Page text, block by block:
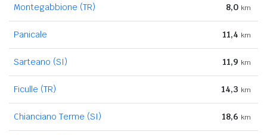
Montegabbione (TR) 8,0 km
Panicale 11,4 km
Sarteano (SI) 11,9 km
Ficulle (TR) 14,3 km
Chianciano Terme (SI) 18,6 km